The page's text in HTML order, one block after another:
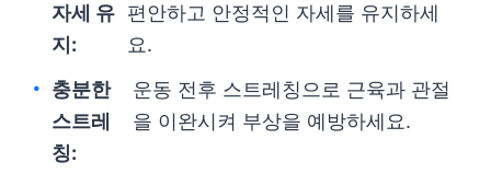
자세 유
지:
편안하고 안정적인 자세를 유지하세
요.
충분한
스트레
칭:
운동 전후 스트레칭으로 근육과 관절
을 이완시켜 부상을 예방하세요.